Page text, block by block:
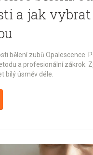
a jak
bělení zubů Opalescence.
a profesionální zákrok.
bílý úsměv déle.